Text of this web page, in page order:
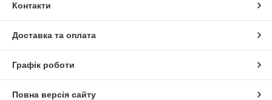
Контакти
Доставка та оплата
Графік роботи
Повна версія сайту